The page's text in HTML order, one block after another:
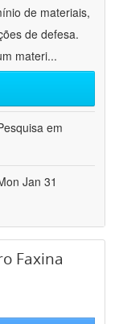
de materiais,
de defesa.
materi...
em
Jan 31
Faxina